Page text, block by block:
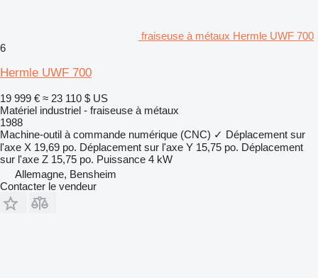
fraiseuse à métaux Hermle UWF 700
6
Hermle UWF 700
19 999 € ≈ 23 110 $ US
Matériel industriel - fraiseuse à métaux
1988
Machine-outil à commande numérique (CNC) ✓ Déplacement sur
l'axe X 19,69 po. Déplacement sur l'axe Y 15,75 po. Déplacement
sur l'axe Z 15,75 po. Puissance 4 kW
Allemagne, Bensheim
Contacter le vendeur